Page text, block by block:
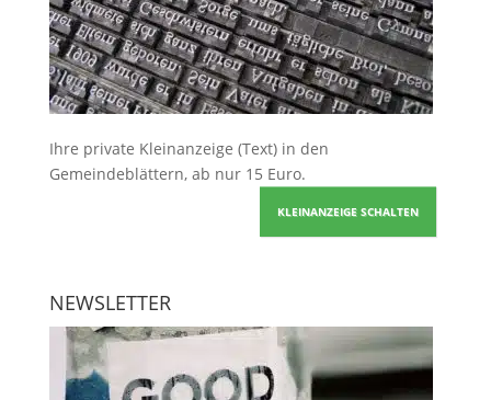
Ihre private Kleinanzeige (Text) in den
Gemeindeblättern, ab nur 15 Euro.
KLEINANZEIGE SCHALTEN
NEWSLETTER